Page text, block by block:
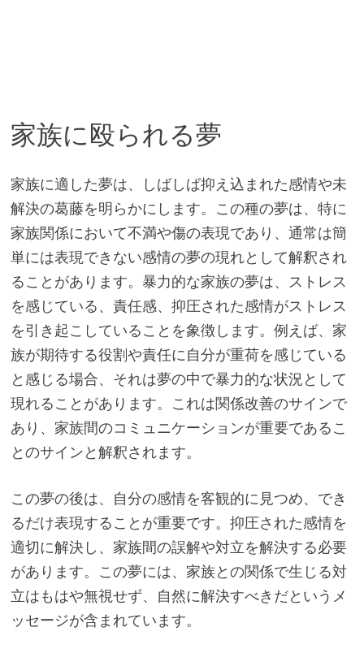
家族に殴られる夢
家族に適した夢は、しばしば抑え込まれた感情や未
解決の葛藤を明らかにします。この種の夢は、特に
家族関係において不満や傷の表現であり、通常は簡
単には表現できない感情の夢の現れとして解釈され
ることがあります。暴力的な家族の夢は、ストレス
を感じている、責任感、抑圧された感情がストレス
を引き起こしていることを象徴します。例えば、家
族が期待する役割や責任に自分が重荷を感じている
と感じる場合、それは夢の中で暴力的な状況として
現れることがあります。これは関係改善のサインで
あり、家族間のコミュニケーションが重要であるこ
とのサインと解釈されます。
この夢の後は、自分の感情を客観的に見つめ、でき
るだけ表現することが重要です。抑圧された感情を
適切に解決し、家族間の誤解や対立を解決する必要
があります。この夢には、家族との関係で生じる対
立はもはや無視せず、自然に解決すべきだというメ
ッセージが含まれています。